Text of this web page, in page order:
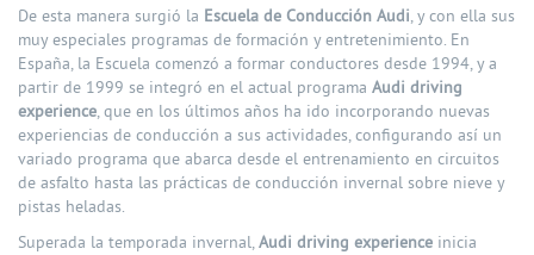
De esta manera surgió la Escuela de Conducción Audi, y con ella sus
muy especiales programas de formación y entretenimiento. En
España, la Escuela comenzó a formar conductores desde 1994, y a
partir de 1999 se integró en el actual programa Audi driving
experience, que en los últimos años ha ido incorporando nuevas
experiencias de conducción a sus actividades, configurando así un
variado programa que abarca desde el entrenamiento en circuitos
de asfalto hasta las prácticas de conducción invernal sobre nieve y
pistas heladas.
Superada la temporada invernal,Audi driving experience inicia